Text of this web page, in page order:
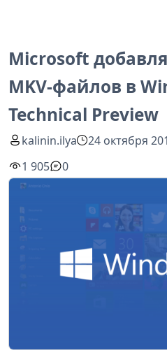
Microsoft
MKV-файлов в
Technical Preview
kalinin.ilya
24 октября
1 905
0